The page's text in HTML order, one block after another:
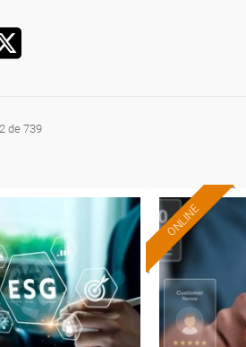
de 739
100%
y autónomos.
ONLINE
Para
trabajadores